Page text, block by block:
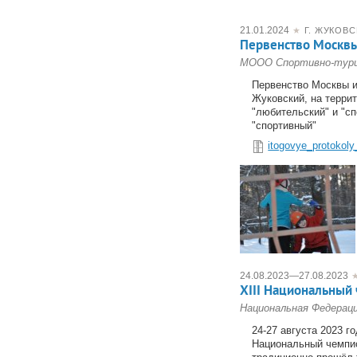
21.01.2024 ★ Г.
Первенство
МООО Спортивно-
Первенство Москвы
Жуковский, на
"любительский" и
"спортивный"
24.08.2023—27.08.2023
XIII Национальный
Национальная
24-27 августа 2023
Национальный